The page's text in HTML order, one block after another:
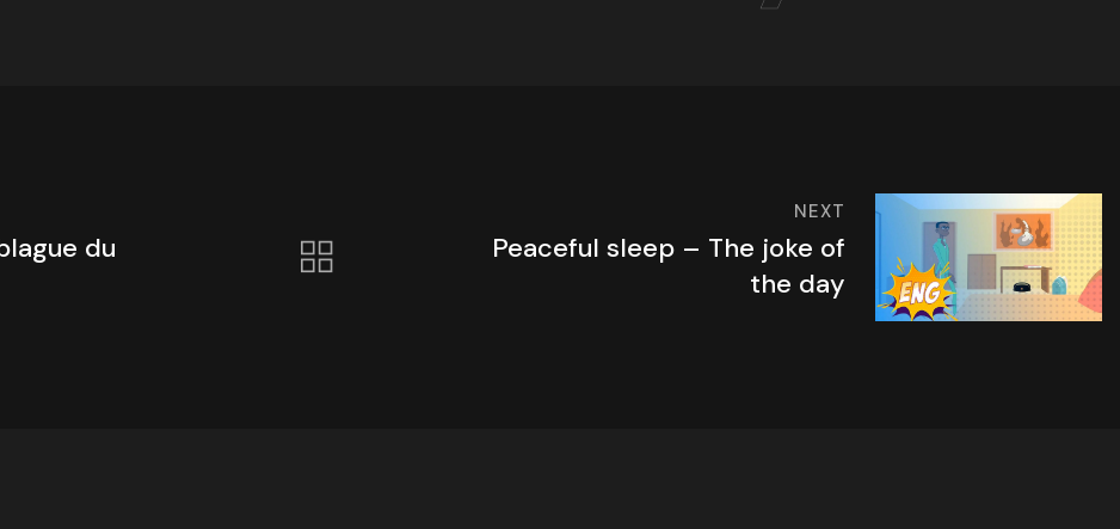
du
NEXT
Peaceful sleep – The joke of
the day